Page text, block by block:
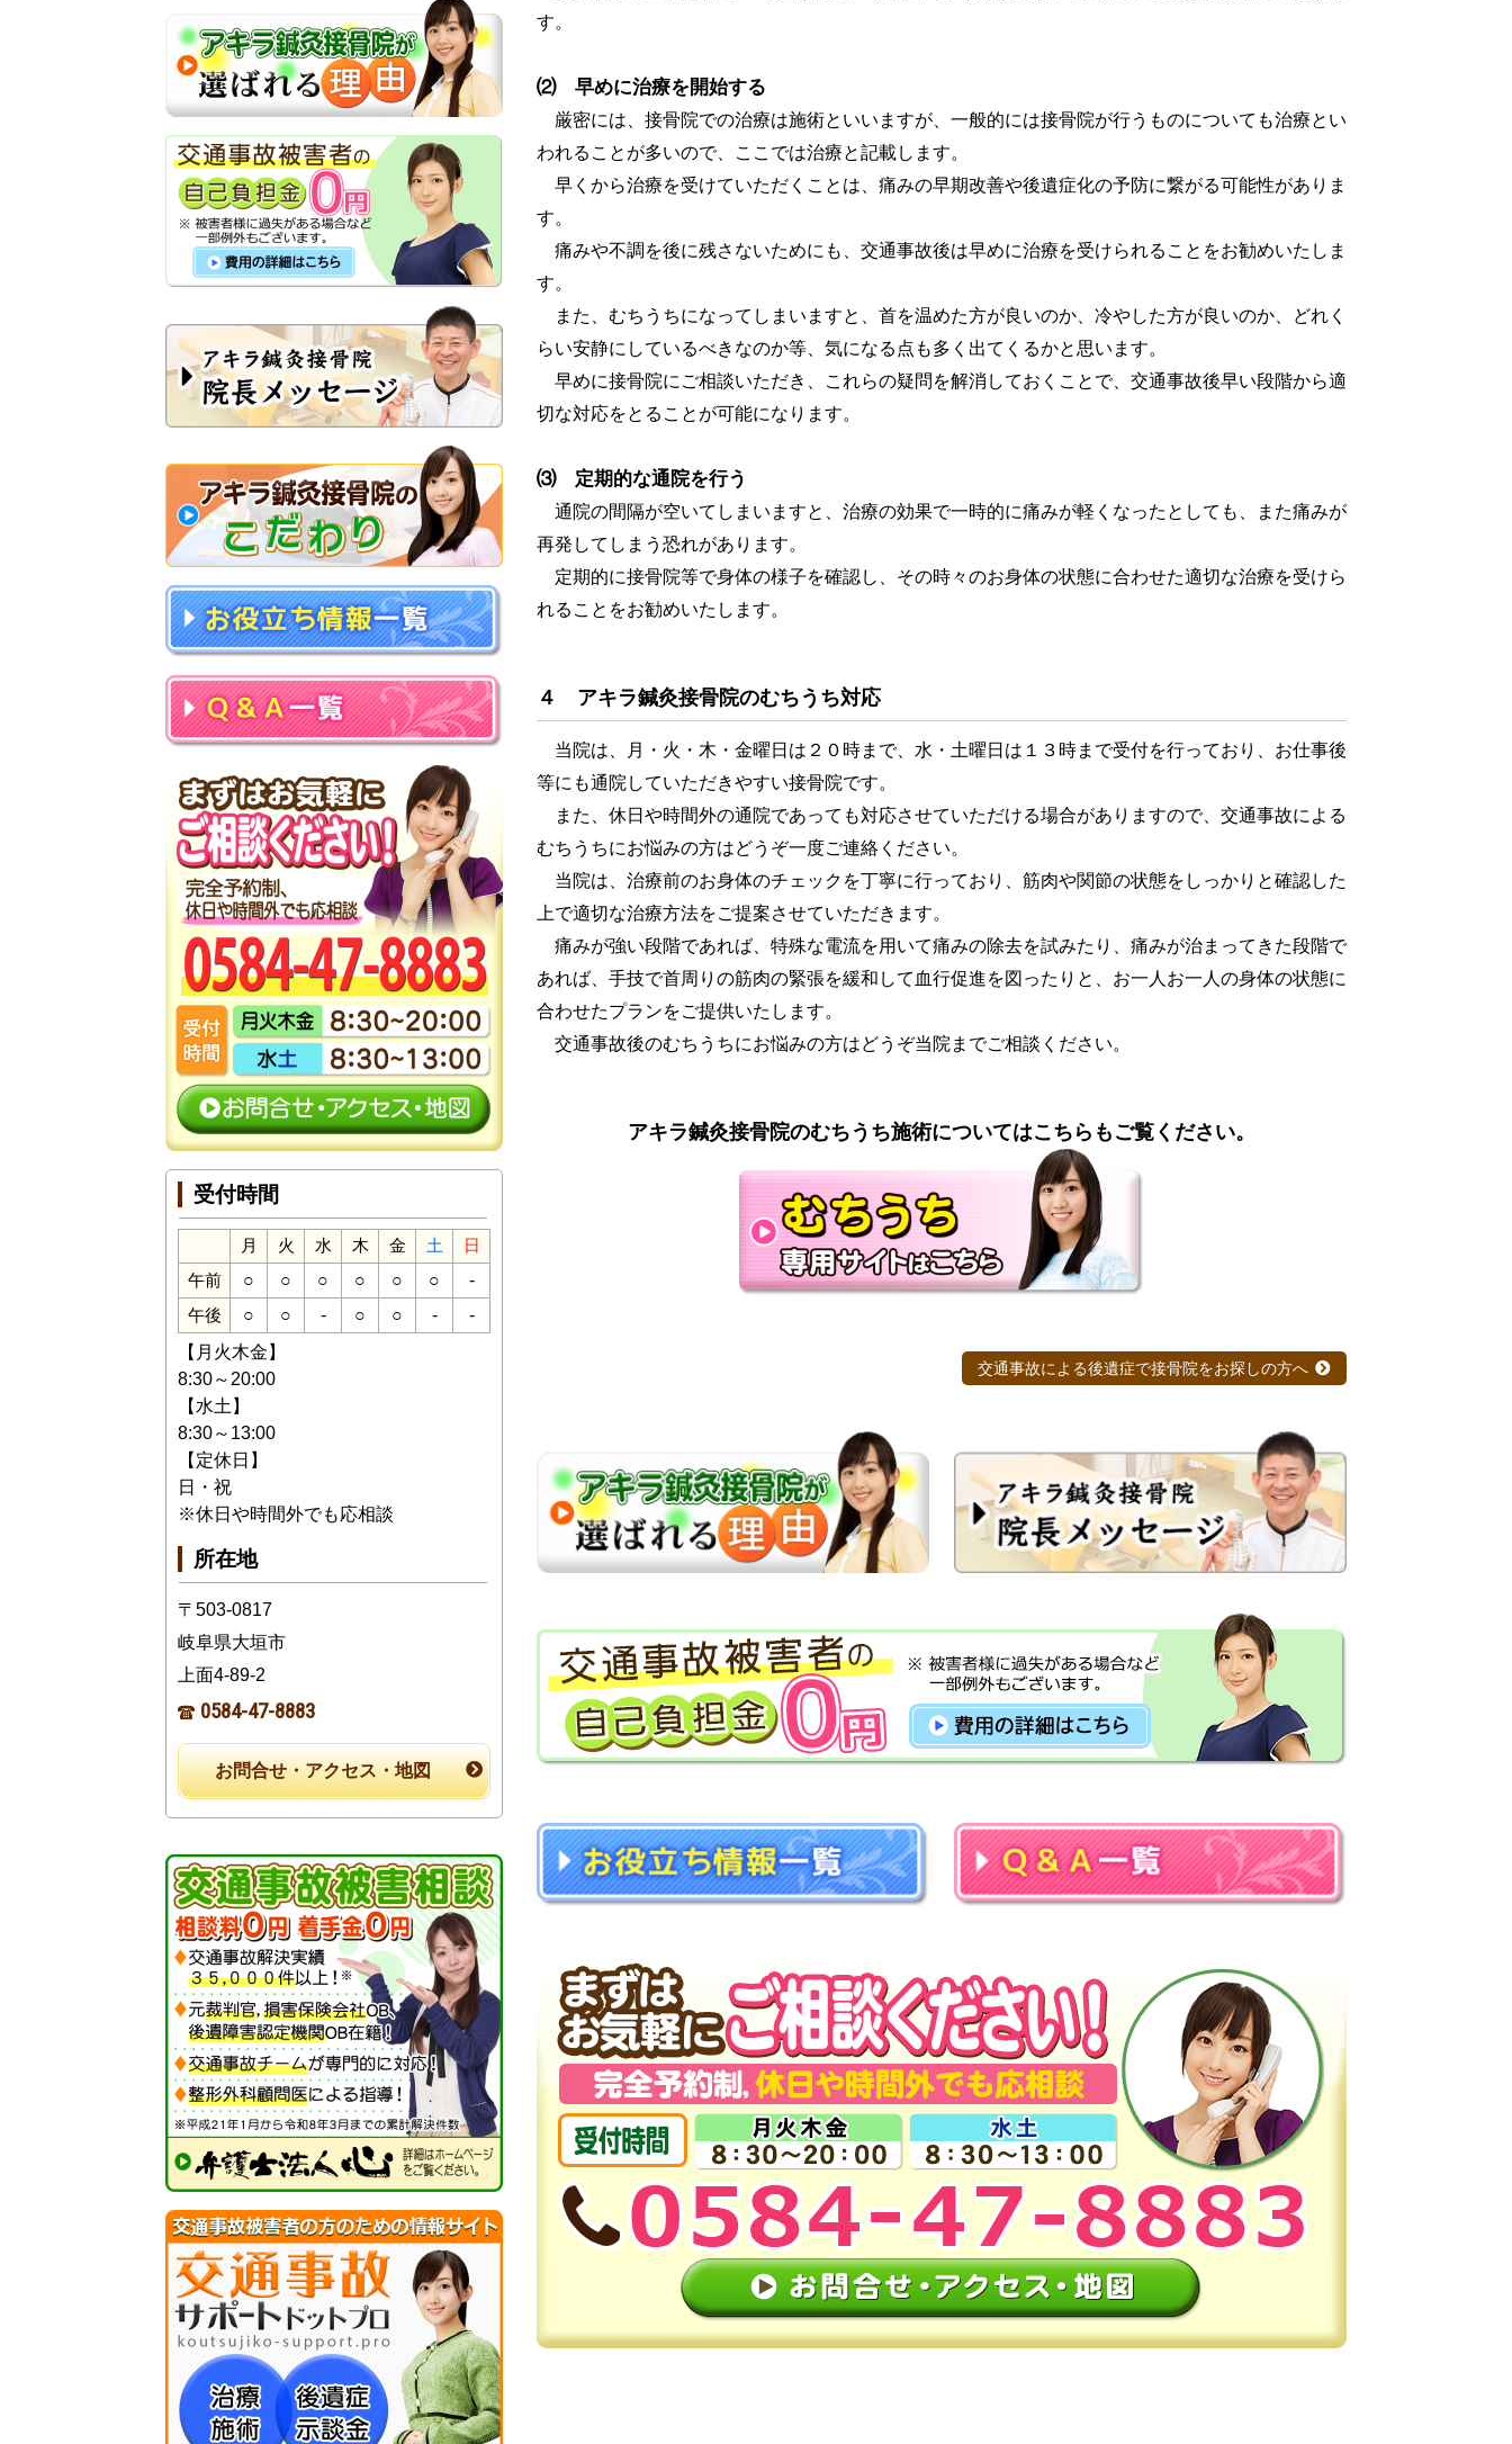
す。
⑵ 早めに治療を開始する
厳密には、接骨院での治療は施術といいますが、一般的には接骨院が行うものについても治療とい
われることが多いので、ここでは治療と記載します。
早くから治療を受けていただくことは、痛みの早期改善や後遺症化の予防に繋がる可能性がありま
す。
痛みや不調を後に残さないためにも、交通事故後は早めに治療を受けられることをお勧めいたしま
す。
また、むちうちになってしまいますと、首を温めた方が良いのか、冷やした方が良いのか、どれく
らい安静にしているべきなのか等、気になる点も多く出てくるかと思います。
早めに接骨院にご相談いただき、これらの疑問を解消しておくことで、交通事故後早い段階から適
切な対応をとることが可能になります。
⑶ 定期的な通院を行う
通院の間隔が空いてしまいますと、治療の効果で一時的に痛みが軽くなったとしても、また痛みが
再発してしまう恐れがあります。
定期的に接骨院等で身体の様子を確認し、その時々のお身体の状態に合わせた適切な治療を受けら
れることをお勧めいたします。
４ アキラ鍼灸接骨院のむちうち対応
当院は、月・火・木・金曜日は２０時まで、水・土曜日は１３時まで受付を行っており、お仕事後
等にも通院していただきやすい接骨院です。
また、休日や時間外の通院であっても対応させていただける場合がありますので、交通事故による
むちうちにお悩みの方はどうぞ一度ご連絡ください。
当院は、治療前のお身体のチェックを丁寧に行っており、筋肉や関節の状態をしっかりと確認した
上で適切な治療方法をご提案させていただきます。
痛みが強い段階であれば、特殊な電流を用いて痛みの除去を試みたり、痛みが治まってきた段階で
あれば、手技で首周りの筋肉の緊張を緩和して血行促進を図ったりと、お一人お一人の身体の状態に
合わせたプランをご提供いたします。
交通事故後のむちうちにお悩みの方はどうぞ当院までご相談ください。
アキラ鍼灸接骨院のむちうち施術についてはこちらもご覧ください。
交通事故による後遺症で接骨院をお探しの方へ
受付時間
月 火 水 木 金 土
日
午前
○ ○ ○ ○ ○ ○ -
午後 ○ ○ - ○ ○ -
-
【月火木金】
8:30～20:00
【水土】
8:30～13:00
【定休日】
日・祝
※休日や時間外でも応相談
所在地
〒503-0817
岐阜県大垣市
上面4-89-2
0584-47-8883
お問合せ・アクセス・地図